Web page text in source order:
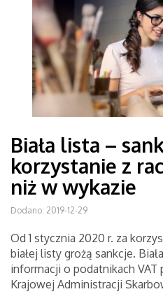
Biała lista –
korzystanie z
niż w wykazie
Dodano: 2019-12-29
Od 1 stycznia 2020 r. za
białej listy grożą sankcje.
informacji o podatnikach VAT
Krajowej Administracji